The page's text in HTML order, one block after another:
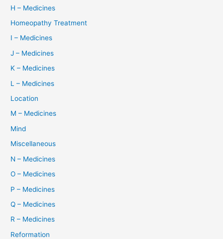
H – Medicines
Homeopathy Treatment
I – Medicines
J – Medicines
K – Medicines
L – Medicines
Location
M – Medicines
Mind
Miscellaneous
N – Medicines
O – Medicines
P – Medicines
Q – Medicines
R – Medicines
Reformation